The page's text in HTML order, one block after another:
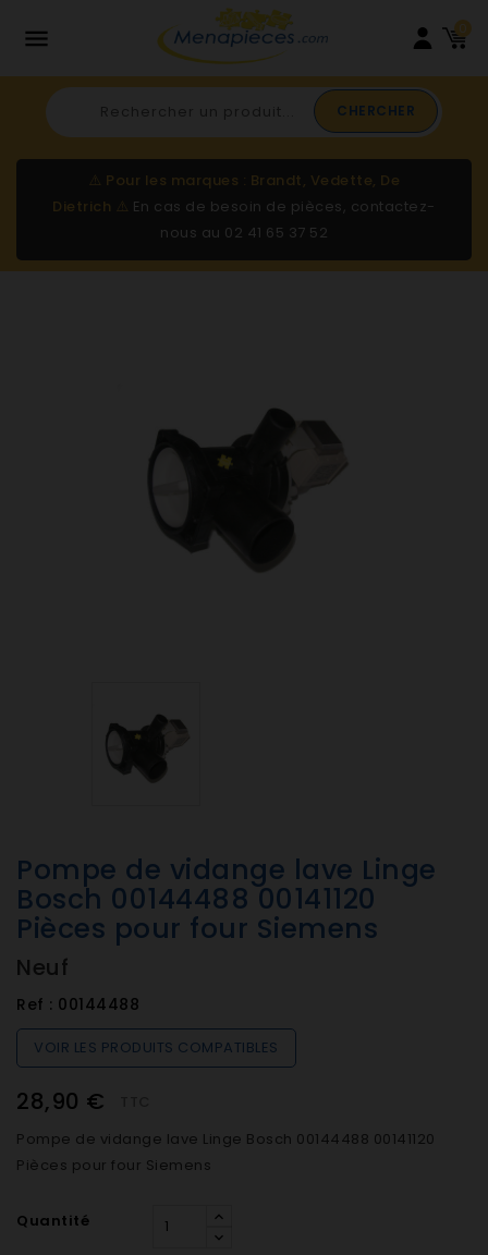
 0
CHERCHER
⚠️ Pour les marques : Brandt, Vedette, De
Dietrich ⚠️ En cas de besoin de pièces, contactez-
nous au 02 41 65 37 52
Pompe de vidange lave Linge
Bosch 00144488 00141120
Pièces pour four Siemens
Neuf
Ref : 00144488
VOIR LES PRODUITS COMPATIBLES
28,90 €
Pompe de vidange lave Linge Bosch 00144488 00141120
Pièces pour four Siemens
Quantité